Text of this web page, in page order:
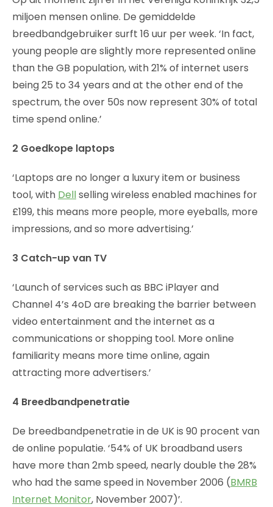
miljoen mensen online. De gemiddelde
breedbandgebruiker surft 16 uur per week. ‘In fact,
young people are slightly more represented online
than the GB population, with 21% of internet users
being 25 to 34 years and at the other end of the
spectrum, the over 50s now represent 30% of total
time spend online.’
2 Goedkope laptops
‘Laptops are no longer a luxury item or business
tool, with Dellselling wireless enabled machines for
£199, this means more people, more eyeballs, more
impressions, and so more advertising.’
3 Catch-up van TV
‘Launch of services such as BBC iPlayer and
Channel 4’s 4oD are breaking the barrier between
video entertainment and the internet as a
communications or shopping tool. More online
familiarity means more time online, again
attracting more advertisers.’
4 Breedbandpenetratie
De breedbandpenetratie in de UK is 90 procent van
de online populatie. ‘54% of UK broadband users
have more than 2mb speed, nearly double the 28%
who had the same speed in November 2006 (BMRB
Internet Monitor, November 2007)’.